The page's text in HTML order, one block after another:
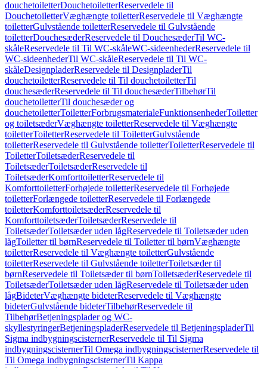
douchetoiletterDouchetoiletterReservedele til
DouchetoiletterVæghængte toiletterReservedele til Væghængte
toiletterGulvstående toiletterReservedele til Gulvstående
toiletterDouchesæderReservedele til DouchesæderTil WC-
skåleReservedele til Til WC-skåleWC-sideenhederReservedele til
WC-sideenhederTil WC-skåleReservedele til Til WC-
skåleDesignpladerReservedele til DesignpladerTil
douchetoiletterReservedele til Til douchetoiletterTil
douchesæderReservedele til Til douchesæderTilbehørTil
douchetoiletterTil douchesæder og
douchetoiletterToiletterForbrugsmaterialeFunktionsenhederToiletter
og toiletsæderVæghængte toiletterReservedele til Væghængte
toiletterToiletterReservedele til ToiletterGulvstående
toiletterReservedele til Gulvstående toiletterToiletterReservedele til
ToiletterToiletsæderReservedele til
ToiletsæderToiletsæderReservedele til
ToiletsæderKomforttoiletterReservedele til
KomforttoiletterForhøjede toiletterReservedele til Forhøjede
toiletterForlængede toiletterReservedele til Forlængede
toiletterKomforttoiletsæderReservedele til
KomforttoiletsæderToiletsæderReservedele til
ToiletsæderToiletsæder uden lågReservedele til Toiletsæder uden
lågToiletter til børnReservedele til Toiletter til børnVæghængte
toiletterReservedele til Væghængte toiletterGulvstående
toiletterReservedele til Gulvstående toiletterToiletsæder til
børnReservedele til Toiletsæder til børnToiletsæderReservedele til
ToiletsæderToiletsæder uden lågReservedele til Toiletsæder uden
lågBideterVæghængte bideterReservedele til Væghængte
bideterGulvstående bideterTilbehørReservedele til
TilbehørBetjeningsplader og WC-
skyllestyringerBetjeningspladerReservedele til BetjeningspladerTil
Sigma indbygningscisternerReservedele til Til Sigma
indbygningscisternerTil Omega indbygningscisternerReservedele til
Til Omega indbygningscisternerTil Kappa